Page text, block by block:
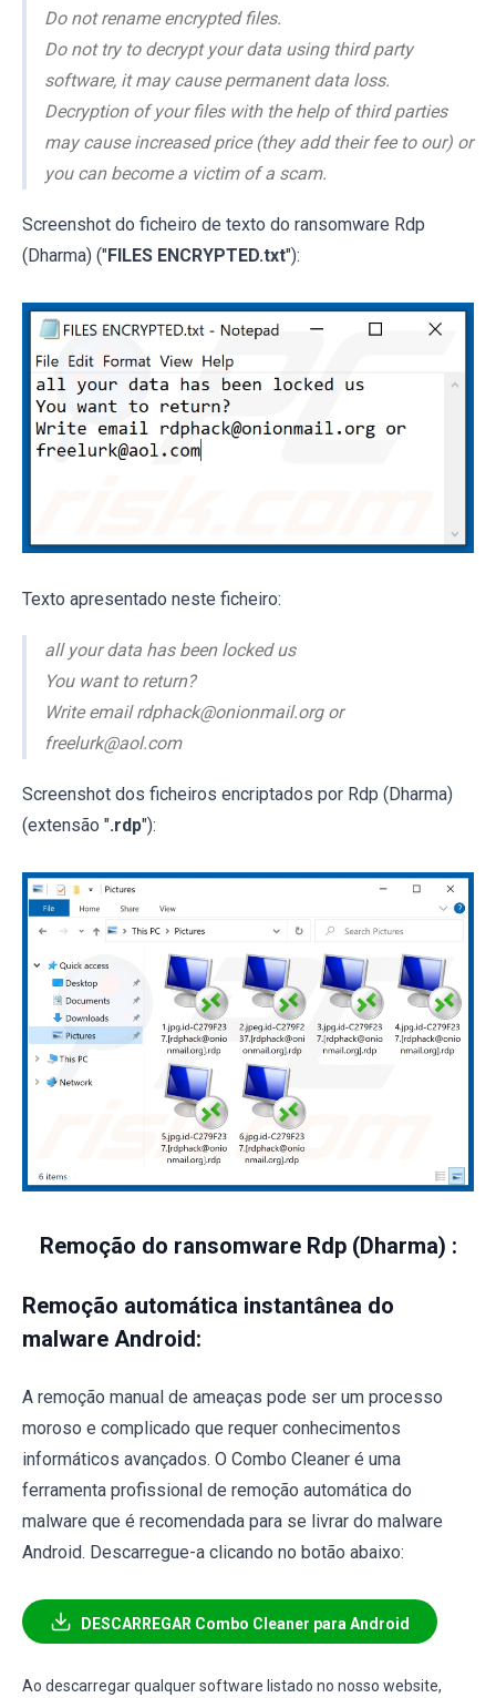
Do not rename encrypted files.
Do not try to decrypt your data using third party
software, it may cause permanent data loss.
Decryption of your files with the help of third parties
may cause increased price (they add their fee to our) or
you can become a victim of a scam.
Screenshot do ficheiro de texto do ransomware Rdp
(Dharma) ("FILES ENCRYPTED.txt"):
Texto apresentado neste ficheiro:
all your data has been locked us
You want to return?
Write email rdphack@onionmail.org or
freelurk@aol.com
Screenshot dos ficheiros encriptados por Rdp (Dharma)
(extensão ".rdp"):
Remoção do ransomware Rdp (Dharma) :
Remoção automática instantânea do
malware Android:
A remoção manual de ameaças pode ser um processo
moroso e complicado que requer conhecimentos
informáticos avançados. O Combo Cleaner é uma
ferramenta profissional de remoção automática do
malware que é recomendada para se livrar do malware
Android. Descarregue-a clicando no botão abaixo:
DESCARREGAR Combo Cleaner para Android
Ao descarregar qualquer software listado no nosso website,